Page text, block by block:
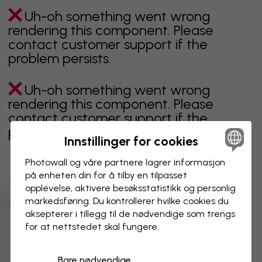
Uh-oh something went wrong
rendering this component. Please
contact customer support if the
problem persists.
Uh-oh something went wrong
rendering this component. Please
contact customer support if the
problem persists.
Viser side 1 av 8 sider
Oppdag fleire kategoriar
Innstillinger for cookies
Photowall og våre partnere lagrer informasjon
på enheten din for å tilby en tilpasset
opplevelse, aktivere besøks­statistikk og personlig
markedsføring. Du kontrollerer hvilke cookies du
aksepterer i tillegg til de nødvendige som trengs
for at nettstedet skal fungere.